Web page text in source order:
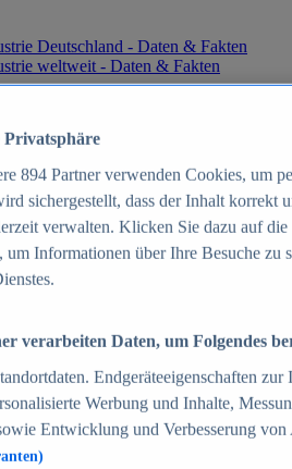
Deutschland - Daten & Fakten
weltweit - Daten & Fakten
Zum Report
des Umsatzes in
2025
in Deutschland und weltweit
Top-50 Online Shops in
Online-Zahlungsverfahren in
im Online-Handel in
2025
894Partner verwenden Cookies, um
sichergestellt, dass der Inhalt korrekt
verwalten. Klicken Sie dazu auf
Informationen über Ihre Besuche
verarbeiten Daten, um Folgendes
Endgeräteeigenschaften
Werbung und Inhalte,
Entwicklung und Verbesserung von